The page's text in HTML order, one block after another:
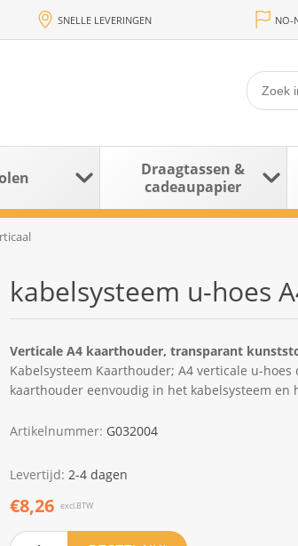
SNELLE LEVERINGEN NO-
Draagtassen &
cadeaupapier
kabelsysteem u-hoes
Verticale A4 kaarthouder, transparant
Kabelsysteem Kaarthouder; A4 verticale u-
kaarthouder eenvoudig in het kabelsysteem
Artikelnummer: G032004
Levertijd: 2-4 dagen
€8,26 excl.BTW